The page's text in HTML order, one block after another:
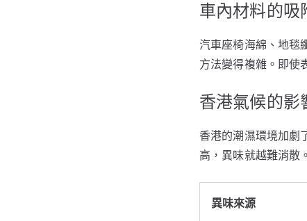
車內材料的吸
汽車座椅海綿、地毯
方法變得複雜。即使
香港氣候的影
香港的潮濕環境加劇
高，異味就越難消散。
異味來源